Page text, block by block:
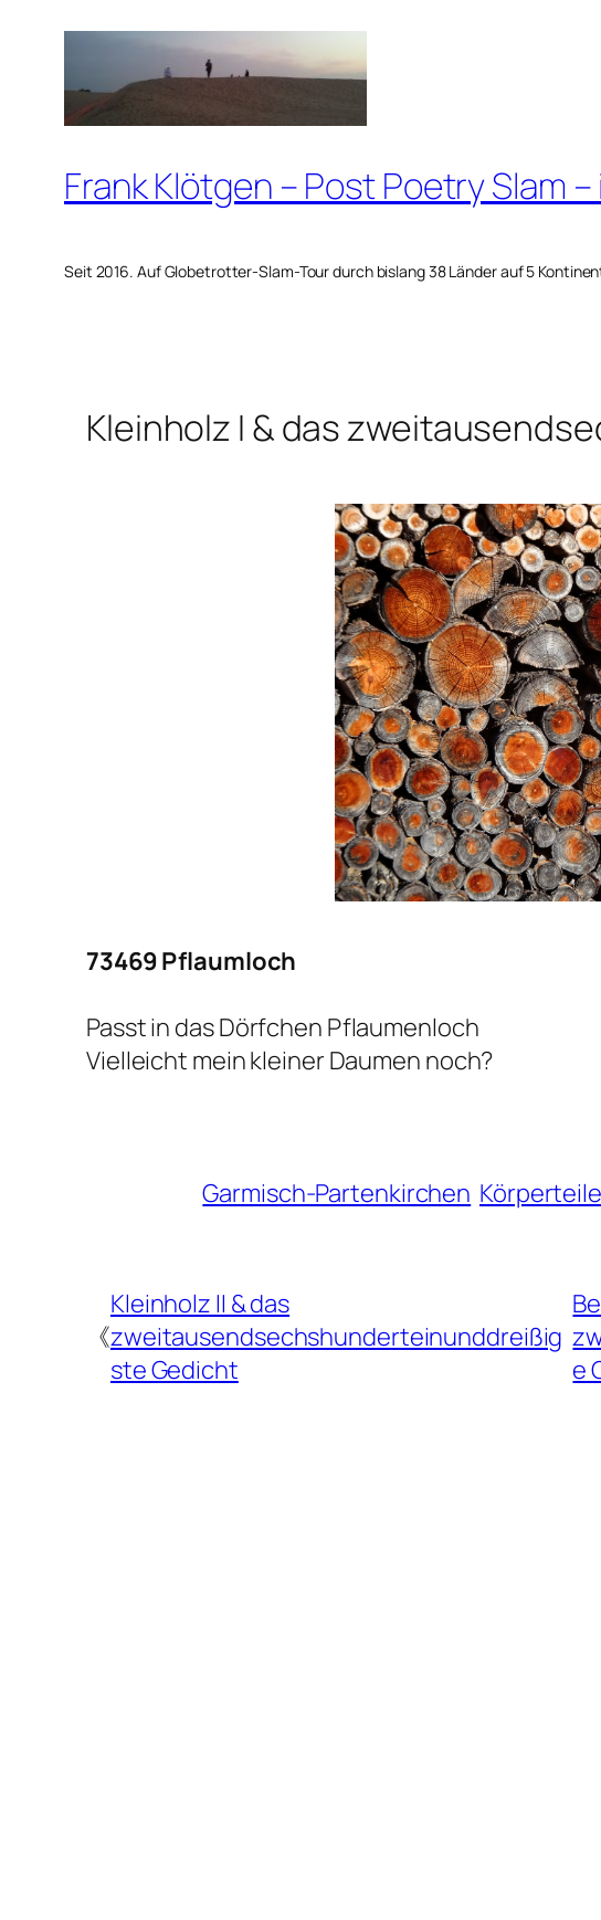
springen
Frank Klötgen – Post Poetry Slam
Seit 2016. Auf Globetrotter-Slam-Tour durch bislang 38 Länder auf 5
Kleinholz I & das
73469 Pflaumloch
Passt in das Dörfchen Pflaumenloch
Vielleicht mein kleiner Daumen noch?
Garmisch-Partenkirchen Körperteile
《
Kleinholz II & das
zweitausendsechshunderteinunddreißig
ste Gedicht
e